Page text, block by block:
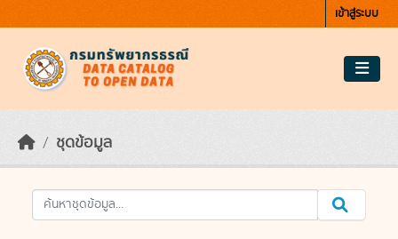
เข้าสู่ระบบ
ชุดข้อมูล